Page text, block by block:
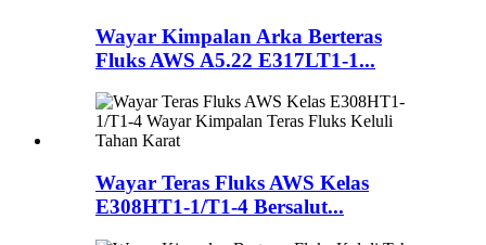
Wayar Kimpalan Arka Berteras
Fluks AWS A5.22 E317LT1-1...
Wayar Teras Fluks AWS Kelas
E308HT1-1/T1-4 Bersalut...